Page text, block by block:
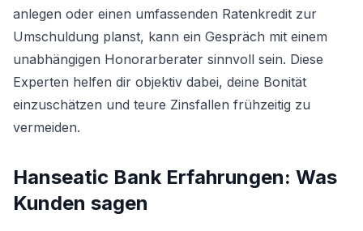
anlegen oder einen umfassenden Ratenkredit zur
Umschuldung planst, kann ein Gespräch mit einem
unabhängigen Honorarberater sinnvoll sein. Diese
Experten helfen dir objektiv dabei, deine Bonität
einzuschätzen und teure Zinsfallen frühzeitig zu
vermeiden.
Hanseatic Bank Erfahrungen: Was
Kunden sagen